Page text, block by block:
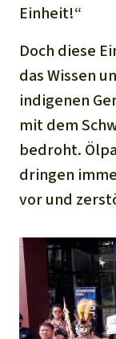
Einheit!“
Doch diese
das Wissen
indigenen
mit dem
bedroht.
dringen
vor und